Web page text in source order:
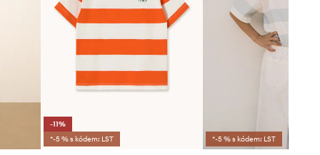
-11%
*-5 % s kódem: LST
*-5 % s kódem: LST